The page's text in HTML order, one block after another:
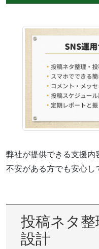
弊社が提供できる支援内
不安がある方でも安心し
投稿ネタ
設計